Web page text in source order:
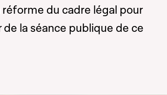
du cadre légal pour
la séance publique de ce